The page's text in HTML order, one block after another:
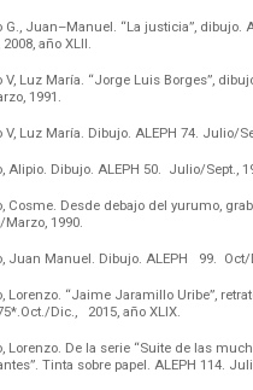
Juan–Manuel. “La justicia”, dibujo.
año XLII.
Luz María. “Jorge Luis Borges”,
1991.
Luz María. Dibujo. ALEPH 74. Julio/
Alipio. Dibujo. ALEPH 50. Julio/Sept.,
Cosme. Desde debajo del yurumo,
1990.
Juan Manuel. Dibujo. ALEPH 99. Oct/
Lorenzo. “Jaime Jaramillo Uribe”,
Dic., 2015, año XLIX.
Lorenzo. De la serie “Suite de las
Tinta sobre papel. ALEPH 114.